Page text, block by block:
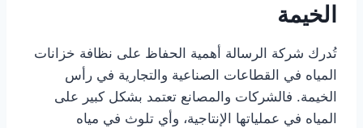
الخيمة
تُدرك شركة الرسالة أهمية الحفاظ على نظافة خزانات
المياه في القطاعات الصناعية والتجارية في رأس
الخيمة. فالشركات والمصانع تعتمد بشكل كبير على
المياه في عملياتها الإنتاجية، وأي تلوث في مياه